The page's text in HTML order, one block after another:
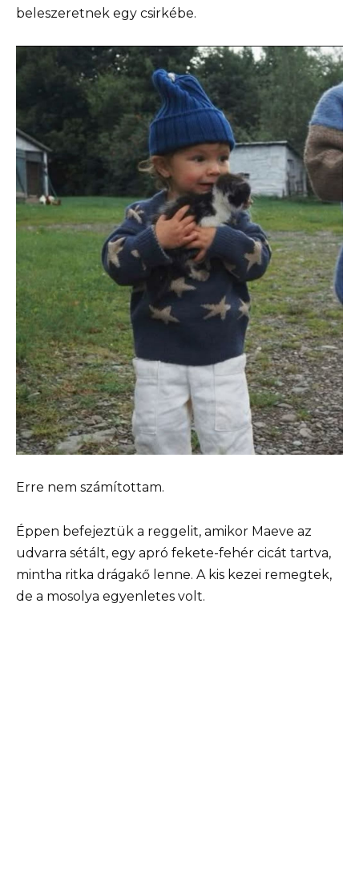
beleszeretnek egy csirkébe.
Erre nem számítottam.
Éppen befejeztük a reggelit, amikor Maeve az
udvarra sétált, egy apró fekete-fehér cicát tartva,
mintha ritka drágakő lenne. A kis kezei remegtek,
de a mosolya egyenletes volt.